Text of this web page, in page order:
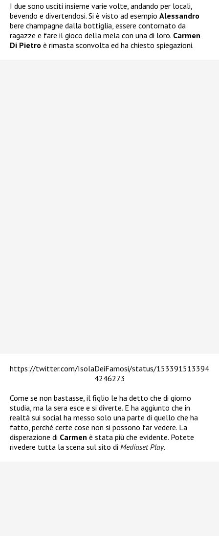
I due sono usciti insieme varie volte, andando per locali,
bevendo e divertendosi. Si è visto ad esempio Alessandro
bere champagne dalla bottiglia, essere contornato da
ragazze e fare il gioco della mela con una di loro. Carmen
Di Pietro è rimasta sconvolta ed ha chiesto spiegazioni.
https://twitter.com/IsolaDeiFamosi/status/153391513394
4246273
Come se non bastasse, il figlio le ha detto che di giorno
studia, ma la sera esce e si diverte. E ha aggiunto che in
realtà sui social ha messo solo una parte di quello che ha
fatto, perché certe cose non si possono far vedere. La
disperazione di Carmen è stata più che evidente. Potete
rivedere tutta la scena sul sito di Mediaset Play.